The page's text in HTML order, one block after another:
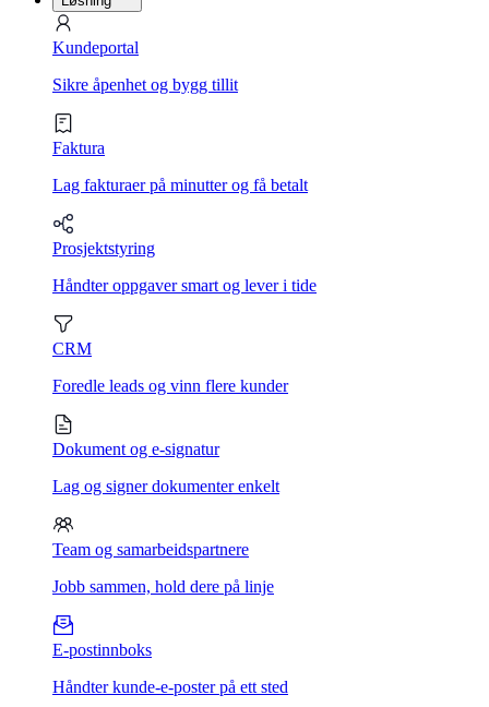
Kundeportal
Sikre åpenhet og bygg tillit
Faktura
Lag fakturaer på minutter og få betalt
Prosjektstyring
Håndter oppgaver smart og lever i tide
CRM
Foredle leads og vinn flere kunder
Dokument og e-signatur
Lag og signer dokumenter enkelt
Team og samarbeidspartnere
Jobb sammen, hold dere på linje
E-postinnboks
Håndter kunde-e-poster på ett sted